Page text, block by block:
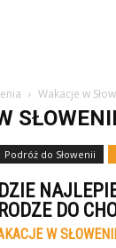
Wakacje w
SŁOWENII
Podróż do Słowenii
DO
W SŁOWENII